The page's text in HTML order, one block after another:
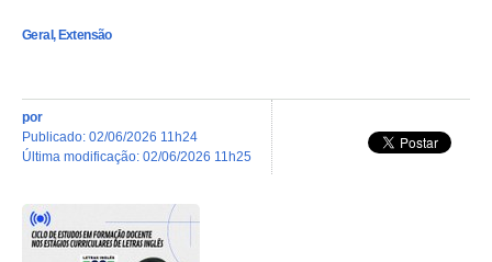
Geral, Extensão
por
publicado: 02/06/2026 11h24
última modificação: 02/06/2026 11h25